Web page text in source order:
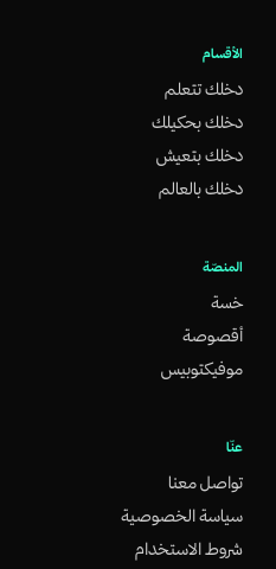
الأقسام
دخلك تتعلم
دخلك بحكيلك
دخلك بتعيش
دخلك بالعالم
المنصّة
خسة
أقصوصة
موفيكتوبيس
عنّا
تواصل معنا
سياسة الخصوصية
شروط الاستخدام